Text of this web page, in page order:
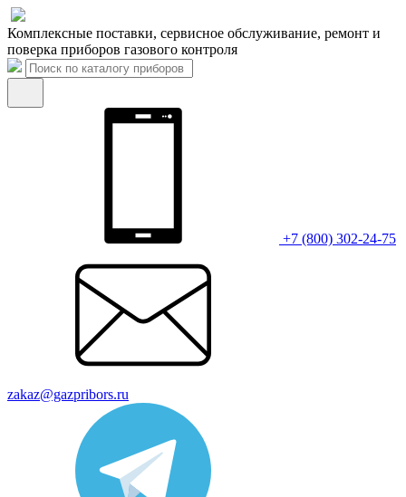
Комплексные поставки, сервисное обслуживание, ремонт и
поверка приборов газового контроля
+7 (800) 302-24-75
zakaz@gazpribors.ru